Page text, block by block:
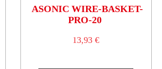
ASONIC WIRE-BASKET-
PRO-20
13,93€